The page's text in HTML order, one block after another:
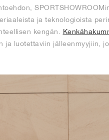
ja teknologioista
kengän.
ja luotettaviin jälleenmyyjiin,